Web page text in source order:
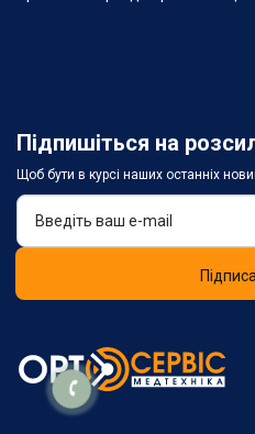
Підпишіться на
Щоб бути в курсі наших останніх